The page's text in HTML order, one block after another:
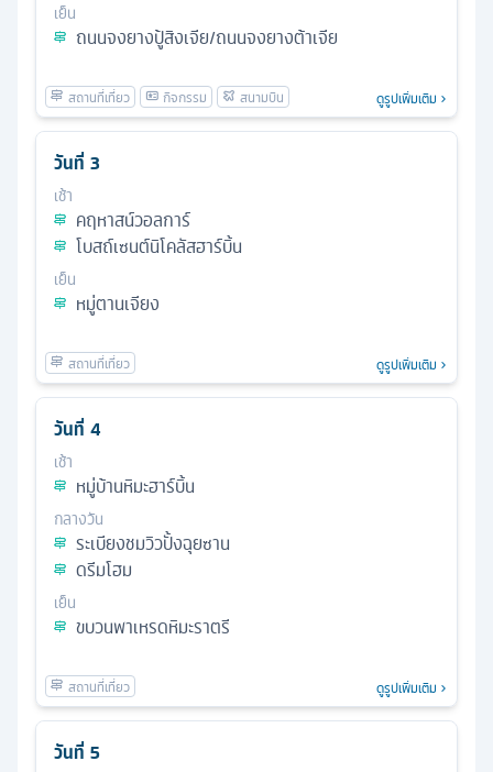
เย็น
ถนนจงยางปู้สิงเจีย/ถนนจงยางต้าเจีย
ดูรูปเพิ่มเติม
วันที่ 3
เช้า
คฤหาสน์วอลการ์
โบสถ์เซนต์นิโคลัสฮาร์บิ้น
เย็น
หมู่ตานเจียง
ดูรูปเพิ่มเติม
วันที่ 4
เช้า
หมู่บ้านหิมะฮาร์บิ้น
กลางวัน
ระเบียงชมวิวปั้งฉุยซาน
ดรีมโฮม
เย็น
ขบวนพาเหรดหิมะราตรี
ดูรูปเพิ่มเติม
วันที่ 5